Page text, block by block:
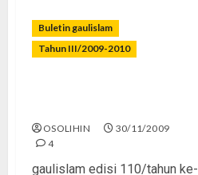
Buletin gaulislam
Tahun III/2009-2010
OSOLIHIN
30/11/2009
4
gaulislam edisi 110/tahun ke-